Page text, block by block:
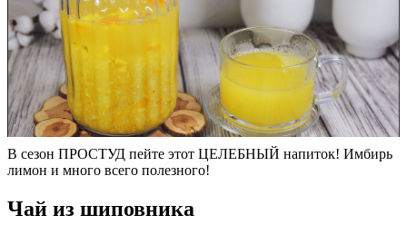
В сезон ПРОСТУД пейте этот ЦЕЛЕБНЫЙ напиток! Имбирь
лимон и много всего полезного!
Чай из шиповника